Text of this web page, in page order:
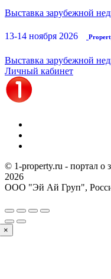
Выставка зарубежной
13-14 ноября 2026
Выставка зарубежной
Личный кабинет
© 1-property.ru - портал о
2026
ООО "Эй Ай Груп",
×